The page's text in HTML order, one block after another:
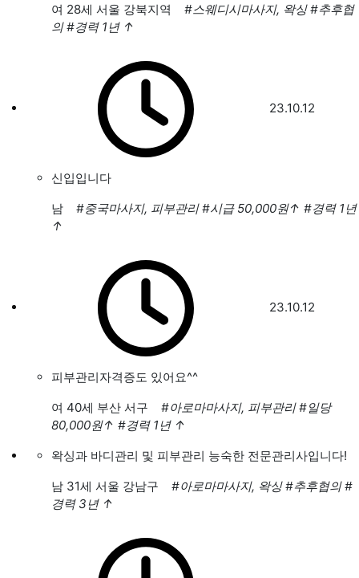
여 28세 서울 강북지역 #스웨디시마사지, 왁싱 #추후협
의 #경력 1년 ↑
23.10.12
신입입니다
남
#중국마사지, 피부관리 #시급 50,000원↑ #경력 1년
↑
23.10.12
피부관리자격증도 있어요^^
여 40세 부산 서구 #아로마마사지, 피부관리 #일당
80,000원↑ #경력 1년 ↑
왁싱과 바디관리 및 피부관리 능숙한 전문관리사입니다!
남 31세 서울 강남구 #아로마마사지, 왁싱 #추후협의 #
경력 3년 ↑